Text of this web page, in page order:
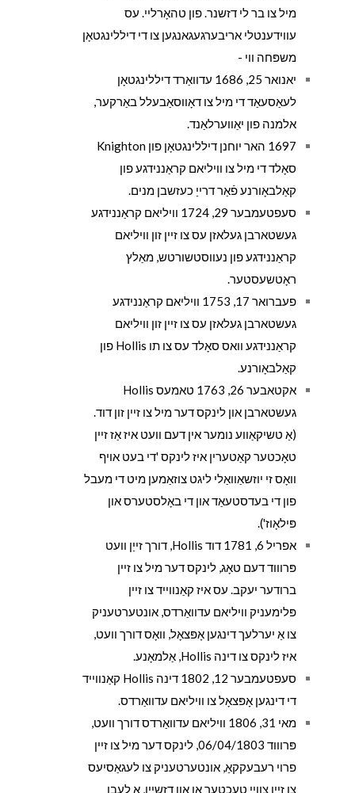
מיל צו בר לי דזשנר. פון טהאָרליי. עס
עווידענטלי אריבערגעגאנגען צו די דיללינגטאָן
משפּחה ווי -
יאנואר 25, 1686 עדוואַרד דיללינגטאָן
לעאַסעאַד די מיל צו דאָווסאַבעלל באַרקער,
אלמנה פון יאַווערלאַנד.
1697 האר יוחנן דיללינגטאָן פון Knighton
סאָלד די מיל צו וויליאם קראַננידגע פון ​​
קאַלבאָורנע פֿאַר דרייַ כעזשבן מנים.
סעפטעמבער 29, 1724 וויליאם קראַננידגע
געשטארבן געלאזן עס צו זיין זון וויליאם
קראַננידגע פון ​​נעווסטשורטש, מאַלץ
ראָטשעסטער.
פעברואר 17, 1753 וויליאם קראַננידגע
געשטארבן געלאזן עס צו זיין זון וויליאם
קראַננידגע וואס סאָלד עס צו תו Hollis פון
קאַלבאָורנע.
אקטאבער 26, 1763 טאמעס Hollis
געשטארבן און לינקס דער מיל צו זיין זון דוד.
(אַ טשיקאַווע נומער אין דעם וועט איז אַז זיין
טאָכטער קאַטערין איז לינקס 'די בעט אויף
וואָס זי יוזשאַוואַלי ליגט צוזאַמען מיט די מעבל
פון די בעדסטעאַד און די באָלסטערס און
פּילאָוז').
אפריל 6, 1781 דוד Hollis, דורך זייַן וועט
פּרוווד דעם טאָג, לינקס דער מיל צו זיין
ברודער יעקב. עס איז קאַנווייד צו זיין
פּלימעניק וויליאם עדוואַרדס, אונטערטעניק
צו אַ יערלעך דינגען אָפּצאָל, וואָס דורך וועט,
איז לינקס צו דינה Hollis, אַלמאָנע.
סעפטעמבער 12, 1802 דינה Hollis קאַנווייד
די דינגען אָפּצאָל צו וויליאם עדוואַרדס.
מאי 31, 1806 וויליאם עדוואַרדס דורך וועט,
פּרוווד 06/04/1803, לינקס דער מיל צו זיין
פרוי רעבעקקאַ, אונטערטעניק צו לעגאַסיעס
צו זיין צוויי טעכטער אַן און דזשיין, אַ לעבן